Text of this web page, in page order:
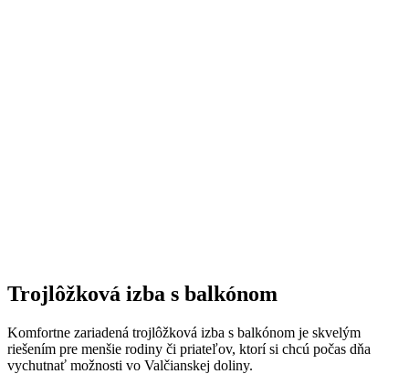
Trojlôžková izba s balkónom
Komfortne zariadená trojlôžková izba s balkónom je skvelým
riešením pre menšie rodiny či priateľov, ktorí si chcú počas dňa
vychutnať možnosti vo Valčianskej doliny.